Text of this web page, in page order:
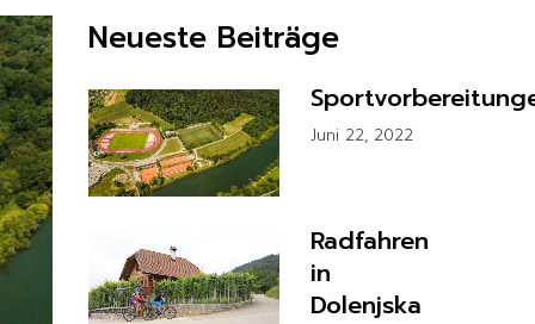
Neueste Beiträge
Juni 22, 2022
Radfahren
in
Dolenjska